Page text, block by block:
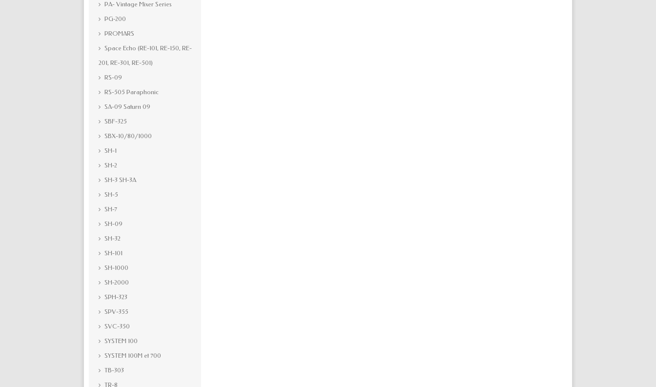
PA- Vintage Mixer Series
PG-200
PROMARS
Space Echo (RE-101, RE-150, RE-
201, RE-301, RE-501)
RS-09
RS-505 Paraphonic
SA-09 Saturn 09
SBF-325
SBX-10/80/1000
SH-1
SH-2
SH-3 SH-3A
SH-5
SH-7
SH-09
SH-32
SH-101
SH-1000
SH-2000
SPH-323
SPV-355
SVC-350
SYSTEM 100
SYSTEM 100M et 700
TB-303
TR-8